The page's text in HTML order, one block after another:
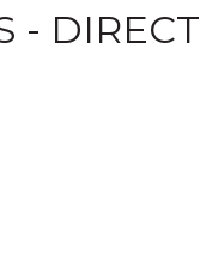
- DIRECT